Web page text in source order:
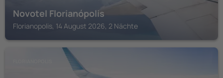
Novotel Florianópolis
Florianopolis, 14 August 2026, 2 Nächte